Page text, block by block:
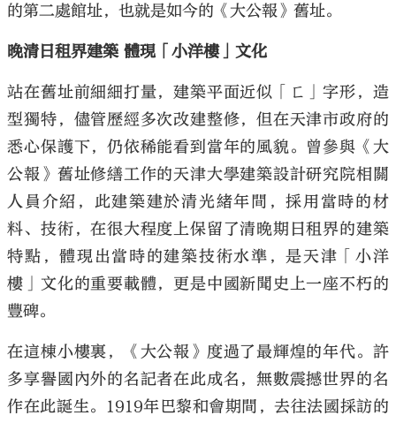
的第二處館址，也就是如今的《大公報》舊址。
晚清日租界建築 體現「小洋樓」文化
站在舊址前細細打量，建築平面近似「ㄈ」字形，造
型獨特，儘管歷經多次改建整修，但在天津市政府的
悉心保護下，仍依稀能看到當年的風貌。曾參與《大
公報》舊址修繕工作的天津大學建築設計研究院相關
人員介紹，此建築建於清光緒年間，採用當時的材
料、技術，在很大程度上保留了清晚期日租界的建築
特點，體現出當時的建築技術水準，是天津「小洋
樓」文化的重要載體，更是中國新聞史上一座不朽的
豐碑。
在這棟小樓裏，《大公報》度過了最輝煌的年代。許
多享譽國內外的名記者在此成名，無數震撼世界的名
作在此誕生。1919年巴黎和會期間，去往法國採訪的